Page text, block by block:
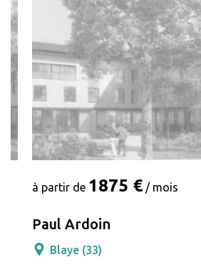
à partir de 1875 € / mois
Paul Ardoin
Blaye (33)